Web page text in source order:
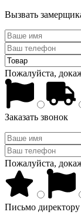
Вызвать
Пожалуйста,
Заказать звонок
Пожалуйста,
Письмо директору